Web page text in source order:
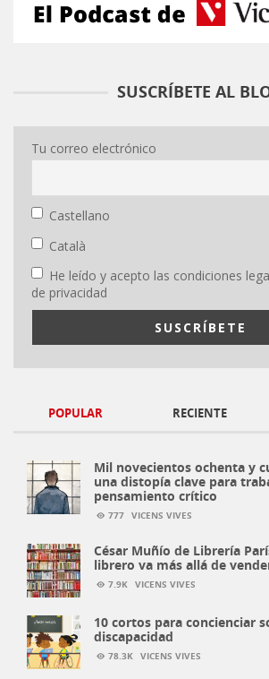
SUSCRÍBETE AL
Tu correo electrónico
Castellano
Català
He leído y acepto las condiciones
de privacidad
POPULAR RECIENTE
Mil novecientos ochenta y
una distopía clave para
pensamiento crítico
777 VICENS VIVES
César Muñío de Librería
librero va más allá de
7.9K VICENS VIVES
10 cortos para concienciar
discapacidad
78.3K VICENS VIVES